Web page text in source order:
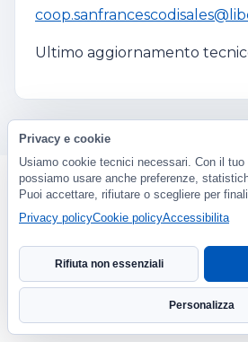
Ultimo aggiornamento
Privacy e cookie
Usiamo cookie tecnici necessari. Con il tuo
possiamo usare anche preferenze,
Puoi accettare, rifiutare o scegliere per
Privacy policyCookie policyAccessibilita
Rifiuta non essenziali
Personalizza